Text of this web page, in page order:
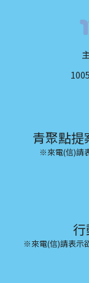
青聚點提
※來電(信)請
※來電(信)請表示